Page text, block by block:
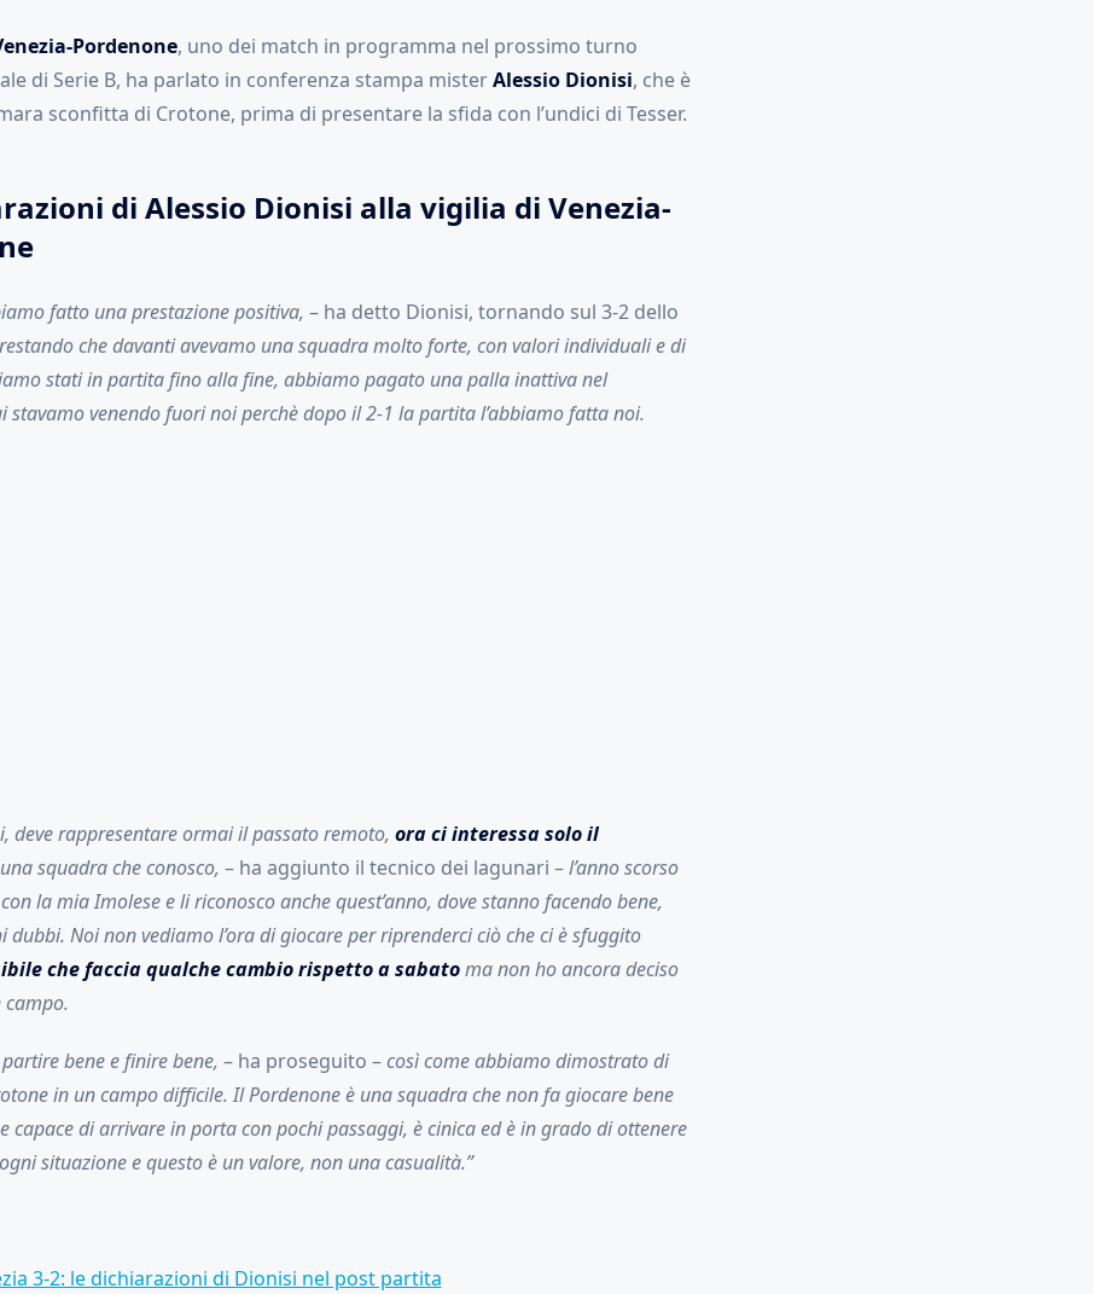
Pordenone, uno dei match in programma nel prossimo turno
di Serie B, ha parlato in conferenza stampa misterAlessio Dionisi, che è
sconfitta di Crotone, prima di presentare la sfida con l’undici di Tesser.
di Alessio Dionisi alla vigilia di Venezia-
fatto una prestazione positiva, – ha detto Dionisi, tornando sul 3-2 dello
che davanti avevamo una squadra molto forte, con valori individuali e di
stati in partita fino alla fine, abbiamo pagato una palla inattiva nel
stavamo venendo fuori noi perchè dopo il 2-1 la partita l’abbiamo fatta noi.
deve rappresentare ormai il passato remoto, ora ci interessa solo il
squadra che conosco, – ha aggiunto il tecnico dei lagunari –l’anno scorso
la mia Imolese e li riconosco anche quest’anno, dove stanno facendo bene,
dubbi. Noi non vediamo l’ora di giocare per riprenderci ciò che ci è sfuggito
che faccia qualche cambio rispetto a sabatoma non ho ancora deciso
campo.
bene e finire bene, – ha proseguito –così come abbiamo dimostrato di
in un campo difficile. Il Pordenone è una squadra che non fa giocare bene
e capace di arrivare in porta con pochi passaggi, è cinica ed è in grado di ottenere
situazione e questo è un valore, non una casualità.”
3-2: le dichiarazioni di Dionisi nel post partita